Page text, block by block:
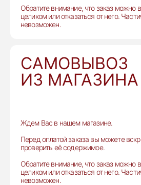
Обратите внимание, что заказ можно
целиком или отказаться от него.
невозможен.
САМОВЫВОЗ
ИЗ МАГАЗИНА
Ждем Вас в нашем магазине.
Перед оплатой заказа вы можете
проверить её содержимое.
Обратите внимание, что заказ можно
целиком или отказаться от него.
невозможен.